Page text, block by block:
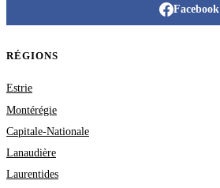
Facebook
RÉGIONS
Estrie
Montérégie
Capitale-Nationale
Lanaudière
Laurentides